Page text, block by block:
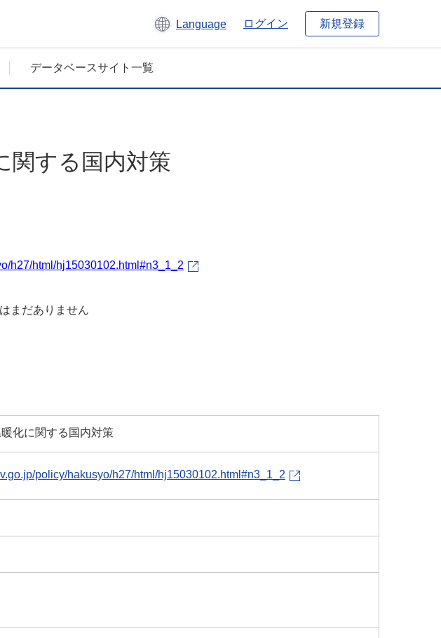
Language ログイン 新規登録
データベースサイト一覧
する国内対策
h27/html/hj15030102.html#n3_1_2
まだありません
化に関する国内対策
policy/hakusyo/h27/html/hj15030102.html#n3_1_2